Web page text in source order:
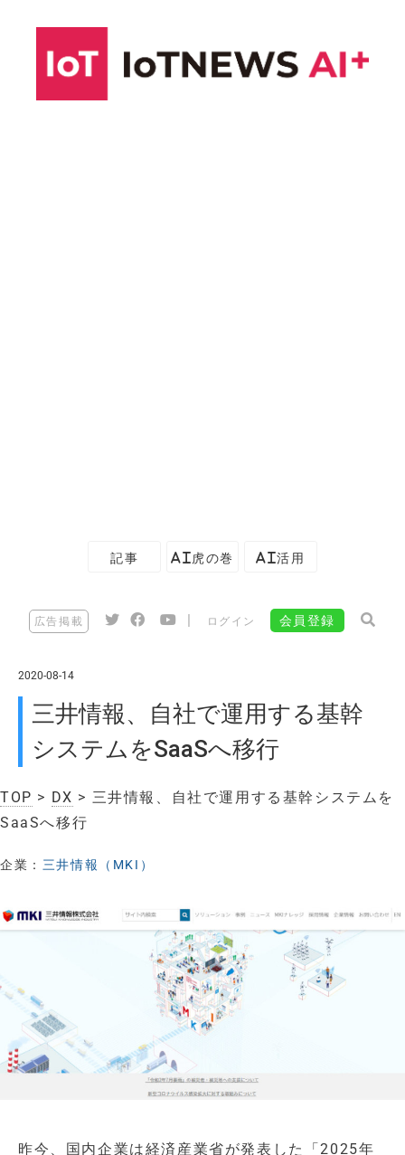
記事 AI虎の巻 AI活用
広告掲載 ログイン 会員登録
2020-08-14
三井情報、自社で運用する基幹
システムをSaaSへ移行
TOP > DX > 三井情報、自社で運用する基幹システムを
SaaSへ移行
企業： 三井情報（MKI）
昨今、国内企業は経済産業省が発表した「2025年